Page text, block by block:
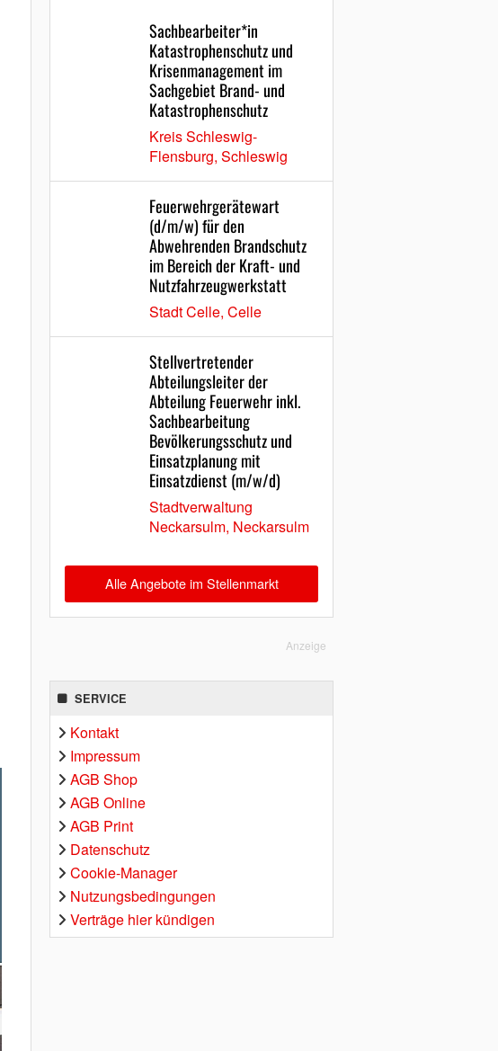
Sachbearbeiter*in
Katastrophenschutz und
Krisenmanagement im
Sachgebiet Brand- und
Katastrophenschutz
Kreis Schleswig-
Flensburg, Schleswig
Feuerwehrgerätewart
(d/m/w) für den
Abwehrenden Brandschutz
im Bereich der Kraft- und
Nutzfahrzeugwerkstatt
Stadt Celle, Celle
Stellvertretender
Abteilungsleiter der
Abteilung Feuerwehr inkl.
Sachbearbeitung
Bevölkerungsschutz und
Einsatzplanung mit
Einsatzdienst (m/w/d)
Stadtverwaltung
Neckarsulm, Neckarsulm
Alle Angebote im Stellenmarkt
Anzeige
SERVICE
Kontakt
Impressum
AGB Shop
AGB Online
AGB Print
Datenschutz
Cookie-Manager
Nutzungsbedingungen
Verträge hier kündigen